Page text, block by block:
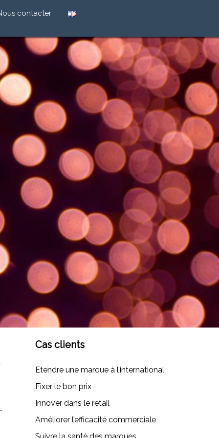
à
commerciale
marques
contacter
Cas clients
Etendre une marque à l’international
Fixer le bon prix
Innover dans le retail
Améliorer l’efficacité commerciale